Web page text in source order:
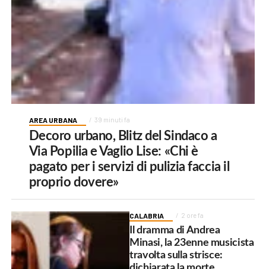
AREA URBANA 39 minuti fa
Decoro urbano, Blitz del Sindaco a
Via Popilia e Vaglio Lise: «Chi è
pagato per i servizi di pulizia faccia il
proprio dovere»
CALABRIA 2 ore fa
Il dramma di Andrea
Minasi, la 23enne musicista
travolta sulla strisce: